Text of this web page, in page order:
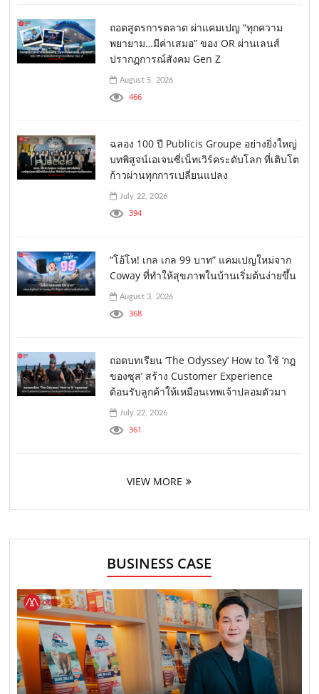
ถอดสูตรการตลาด ผ่าแคมเปญ “ทุกความ
พยายาม…มีค่าเสมอ” ของ OR ผ่านเลนส์
ปรากฏการณ์สังคม Gen Z
August 5, 2026
466
ฉลอง 100 ปี Publicis Groupe อย่างยิ่งใหญ่
บทพิสูจน์เอเจนซี่เน็ทเวิร์คระดับโลก ที่เติบโต
ก้าวผ่านทุกการเปลี่ยนแปลง
July 22, 2026
394
“โอ้โห! เกล เกล 99 บาท” แคมเปญใหม่จาก
Coway ที่ทำให้สุขภาพในบ้านเริ่มต้นง่ายขึ้น
August 3, 2026
368
ถอดบทเรียน ‘The Odyssey’ How to ใช้ ‘กฎ
ของซุส’ สร้าง Customer Experience
ต้อนรับลูกค้าให้เหมือนเทพเจ้าปลอมตัวมา
July 22, 2026
361
VIEW MORE
BUSINESS CASE